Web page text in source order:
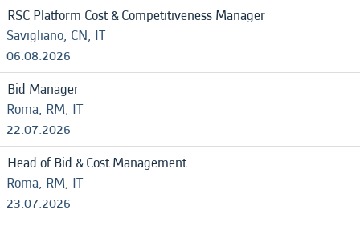
RSC Platform Cost & Competitiveness Manager
Savigliano, CN, IT
06.08.2026
Bid Manager
Roma, RM, IT
22.07.2026
Head of Bid & Cost Management
Roma, RM, IT
23.07.2026